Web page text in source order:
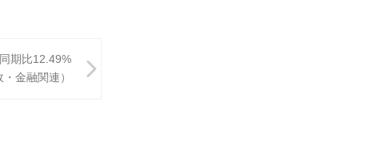
期比12.49%
金融関連）